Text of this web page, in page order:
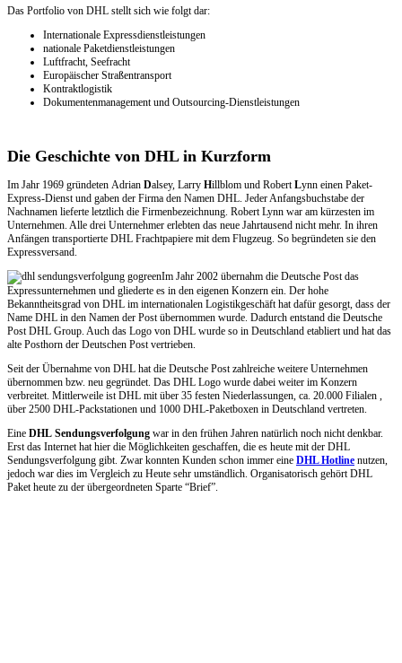
Das Portfolio von DHL stellt sich wie folgt dar:
Internationale Expressdienstleistungen
nationale Paketdienstleistungen
Luftfracht, Seefracht
Europäischer Straßentransport
Kontraktlogistik
Dokumentenmanagement und Outsourcing-Dienstleistungen
Die Geschichte von DHL in Kurzform
Im Jahr 1969 gründeten Adrian Dalsey, Larry Hillblom und RobertLynn einen Paket-
Express-Dienst und gaben der Firma den Namen DHL. Jeder Anfangsbuchstabe der
Nachnamen lieferte letztlich die Firmenbezeichnung. Robert Lynn war am kürzesten im
Unternehmen. Alle drei Unternehmer erlebten das neue Jahrtausend nicht mehr. In ihren
Anfängen transportierte DHL Frachtpapiere mit dem Flugzeug. So begründeten sie den
Expressversand.
Im Jahr 2002 übernahm die Deutsche Post das
Expressunternehmen und gliederte es in den eigenen Konzern ein. Der hohe
Bekanntheitsgrad von DHL im internationalen Logistikgeschäft hat dafür gesorgt, dass der
Name DHL in den Namen der Post übernommen wurde. Dadurch entstand die Deutsche
Post DHL Group. Auch das Logo von DHL wurde so in Deutschland etabliert und hat das
alte Posthorn der Deutschen Post vertrieben.
Seit der Übernahme von DHL hat die Deutsche Post zahlreiche weitere Unternehmen
übernommen bzw. neu gegründet. Das DHL Logo wurde dabei weiter im Konzern
verbreitet. Mittlerweile ist DHL mit über 35 festen Niederlassungen, ca. 20.000 Filialen ,
über 2500 DHL-Packstationen und 1000 DHL-Paketboxen in Deutschland vertreten.
Eine DHL Sendungsverfolgung war in den frühen Jahren natürlich noch nicht denkbar.
Erst das Internet hat hier die Möglichkeiten geschaffen, die es heute mit der DHL
Sendungsverfolgung gibt. Zwar konnten Kunden schon immer eine DHL Hotline nutzen,
jedoch war dies im Vergleich zu Heute sehr umständlich. Organisatorisch gehört DHL
Paket heute zu der übergeordneten Sparte “Brief”.